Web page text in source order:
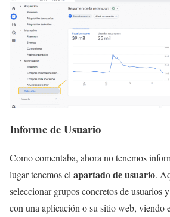
Informe de Usuario
Como comentaba, ahora no tenemos
lugar tenemos elapartado de usuario.
seleccionar grupos concretos de usuarios
con una aplicación o su sitio web, viendo